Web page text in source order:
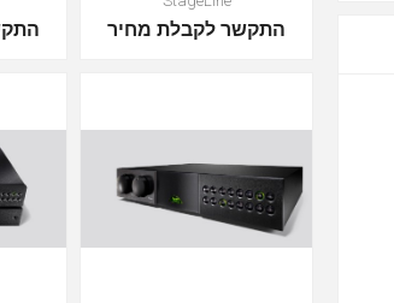
התקשר לקבלת מחיר